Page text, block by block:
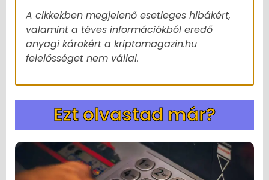
A cikkekben megjelenő esetleges hibákért,
valamint a téves információkból eredő
anyagi károkért a kriptomagazin.hu
felelősséget nem vállal.
Ezt olvastad már?